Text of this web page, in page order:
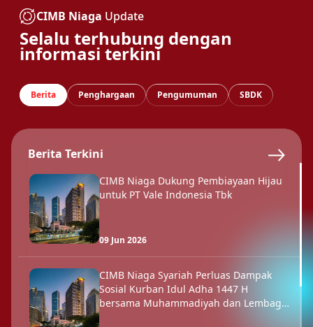
CIMB Niaga Update
Selalu terhubung dengan
informasi terkini
Berita Penghargaan Pengumuman SBDK
Berita Terkini
CIMB Niaga Dukung Pembiayaan Hijau
untuk PT Vale Indonesia Tbk
09 Jun 2026
CIMB Niaga Syariah Perluas Dampak
Sosial Kurban Idul Adha 1447 H
bersama Muhammadiyah dan Lembaga